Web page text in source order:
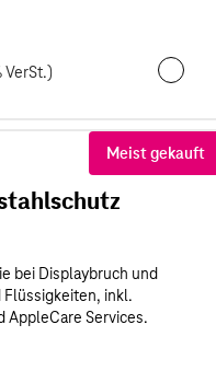
VerSt.)
Meist gekauft